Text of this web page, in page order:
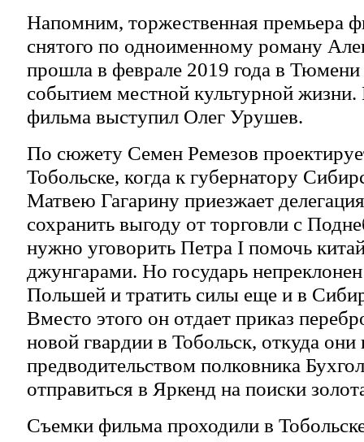
Напомним, торжественная премьера
снятого по одноименному роману
прошла в феврале 2019 года в
событием местной культурной
фильма выступил Олег Урушев.
По сюжету Семен Ремезов
Тобольске, когда к губернатору
Матвею Гагарину приезжает
сохранить выгоду от торговли с
нужно уговорить Петра I помочь
джунгарами. Но государь
Польшей и тратить силы еще и в
Вместо этого он отдает приказ
новой гвардии в Тобольск, откуда они
предводительством полковника
отправиться в Яркенд на поиски
Съемки фильма проходили в